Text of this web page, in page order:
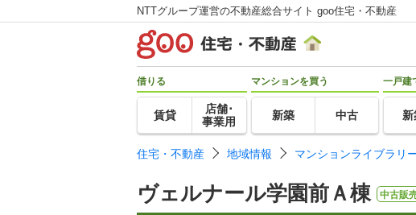
NTTグループ運営の不動産総合サイト goo住宅・不動産
借りる
賃貸
店舗･
事業用
マンションを買う
新築 中古
一戸建
新
住宅・不動産 地域情報 マンションライブラリ
ヴェルナール学園前Ａ棟 中古販